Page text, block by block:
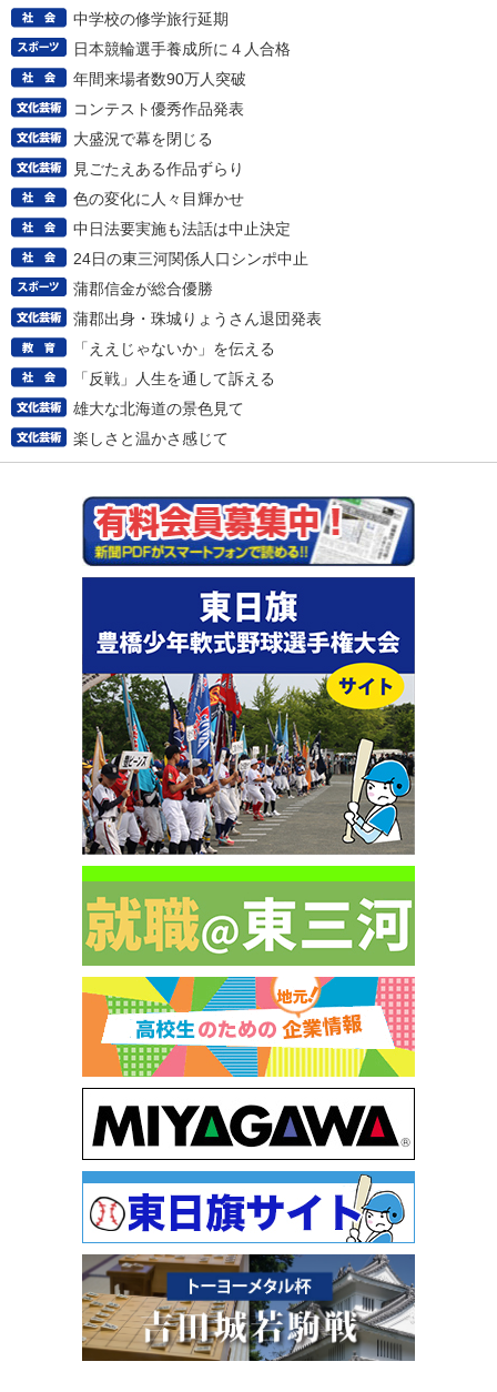
中学校の修学旅行延期
日本競輪選手養成所に４人合格
年間来場者数90万人突破
コンテスト優秀作品発表
大盛況で幕を閉じる
見ごたえある作品ずらり
色の変化に人々目輝かせ
中日法要実施も法話は中止決定
24日の東三河関係人口シンポ中止
蒲郡信金が総合優勝
蒲郡出身・珠城りょうさん退団発表
「ええじゃないか」を伝える
「反戦」人生を通して訴える
雄大な北海道の景色見て
楽しさと温かさ感じて